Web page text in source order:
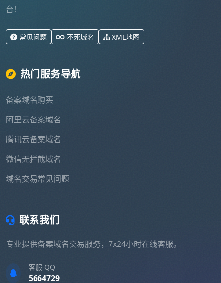
台！
常见问题 不死域名 XML地图
热门服务导航
备案域名购买
阿里云备案域名
腾讯云备案域名
微信无拦截域名
域名交易常见问题
联系我们
专业提供备案域名交易服务，7x24小时在线客服。
客服 QQ
5664729